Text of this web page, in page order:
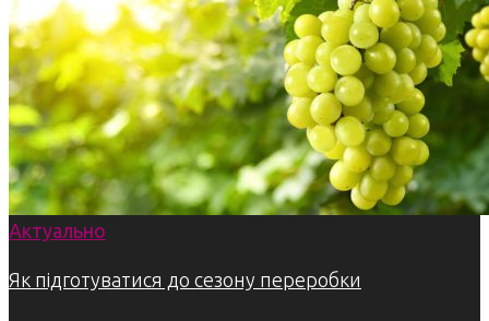
Актуально
Як підготуватися до сезону переробки